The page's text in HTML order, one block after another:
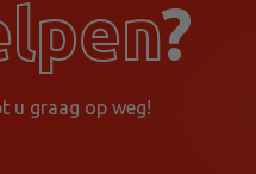
?
u graag op weg!